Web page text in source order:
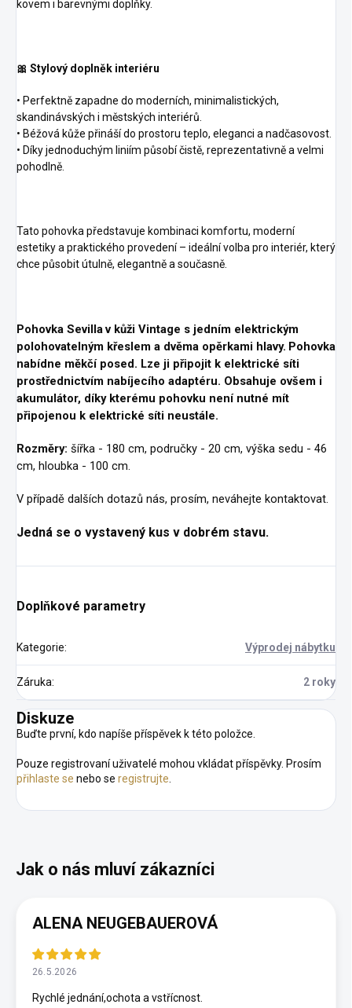
kovem i barevnými doplňky.
🎀 Stylový doplněk interiéru
• Perfektně zapadne do moderních, minimalistických,
skandinávských i městských interiérů.
• Béžová kůže přináší do prostoru teplo, eleganci a nadčasovost.
• Díky jednoduchým liniím působí čistě, reprezentativně a velmi
pohodlně.
Tato pohovka představuje kombinaci komfortu, moderní
estetiky a praktického provedení – ideální volba pro interiér, který
chce působit útulně, elegantně a současně.
Pohovka Sevillav kůži Vintage s jedním elektrickým
polohovatelným křeslem a dvěma opěrkami hlavy. Pohovka
nabídne měkčí posed. Lze ji připojit k elektrické síti
prostřednictvím nabíjecího adaptéru. Obsahuje ovšem i
akumulátor, díky kterému pohovku není nutné mít
připojenou k elektrické síti neustále.
Rozměry: šířka - 180 cm, područky - 20 cm, výška sedu - 46
cm, hloubka - 100 cm.
V případě dalších dotazů nás, prosím, neváhejte kontaktovat.
Jedná se o vystavený kus v dobrém stavu.
Doplňkové parametry
Kategorie: Výprodej nábytku
Záruka: 2 roky
Diskuze
Buďte první, kdo napíše příspěvek k této položce.
Pouze registrovaní uživatelé mohou vkládat příspěvky. Prosím
přihlaste se nebo se registrujte.
ALENA NEUGEBAUEROVÁ
26.5.2026
Rychlé jednání,ochota a vstřícnost.